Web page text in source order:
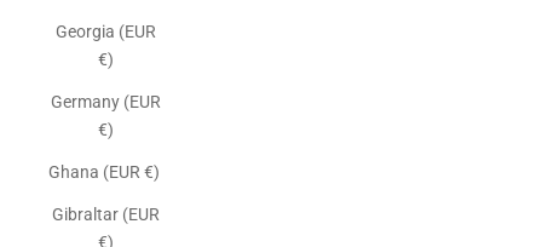
Georgia (EUR
€)
Germany (EUR
€)
Ghana (EUR €)
Gibraltar (EUR
€)